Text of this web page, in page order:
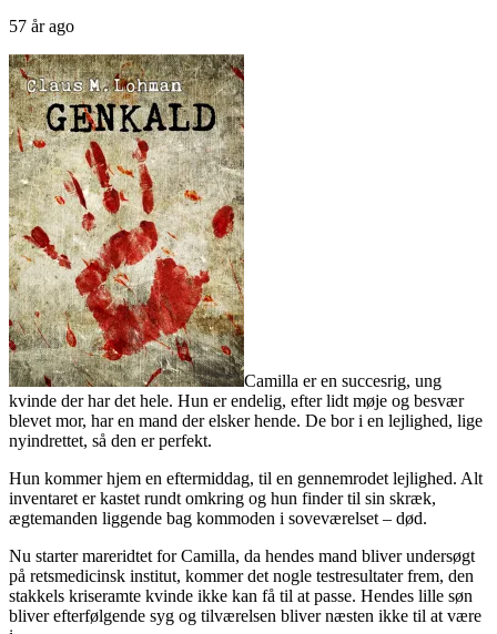
57 år ago
Camilla er en succesrig, ung
kvinde der har det hele. Hun er endelig, efter lidt møje og besvær
blevet mor, har en mand der elsker hende. De bor i en lejlighed, lige
nyindrettet, så den er perfekt.
Hun kommer hjem en eftermiddag, til en gennemrodet lejlighed. Alt
inventaret er kastet rundt omkring og hun finder til sin skræk,
ægtemanden liggende bag kommoden i soveværelset – død.
Nu starter mareridtet for Camilla, da hendes mand bliver undersøgt
på retsmedicinsk institut, kommer det nogle testresultater frem, den
stakkels kriseramte kvinde ikke kan få til at passe. Hendes lille søn
bliver efterfølgende syg og tilværelsen bliver næsten ikke til at være